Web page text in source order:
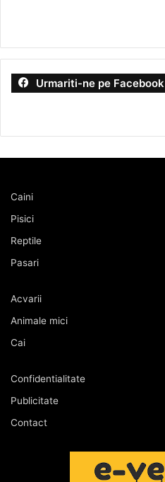
Urmariti-ne pe Facebook
Caini
Pisici
Reptile
Pasari
Acvarii
Animale mici
Cai
Confidentialitate
Publicitate
Contact